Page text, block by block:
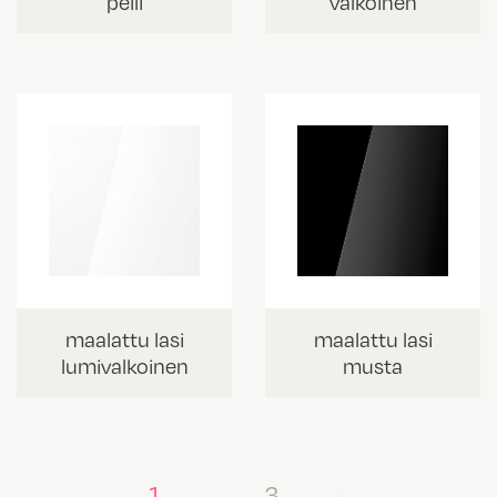
maalattu lasi
lumivalkoinen
maalattu lasi
musta